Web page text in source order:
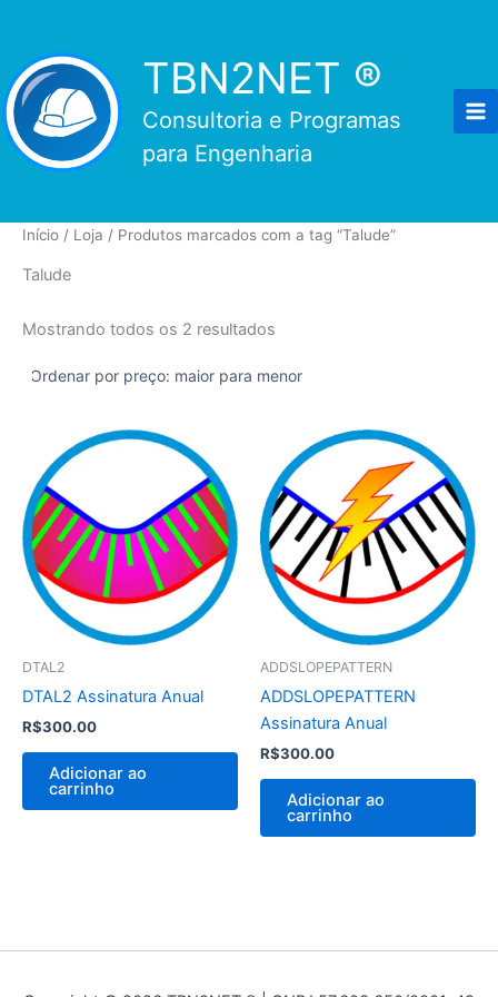
conteúdo
TBN2NET ®
Consultoria e Programas
para Engenharia
Início / Loja / Produtos marcados com a tag “Talude”
Talude
Mostrando todos os 2 resultados
alto
DTAL2
DTAL2 Assinatura Anual
R$300.00
Adicionar ao
carrinho
ADDSLOPEPATTERN
ADDSLOPEPATTERN
Assinatura Anual
R$300.00
Adicionar ao
carrinho